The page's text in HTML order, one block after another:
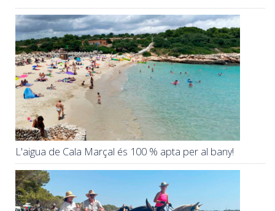
L'aigua de Cala Marçal és 100 % apta per al bany!